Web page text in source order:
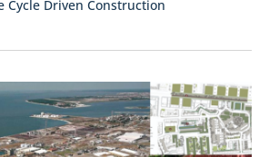
Cycle Driven Construction